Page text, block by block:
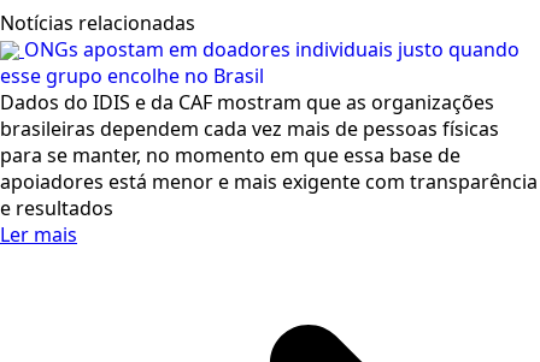
Notícias relacionadas
ONGs apostam em doadores individuais justo quando
esse grupo encolhe no Brasil
Dados do IDIS e da CAF mostram que as organizações
brasileiras dependem cada vez mais de pessoas físicas
para se manter, no momento em que essa base de
apoiadores está menor e mais exigente com transparência
e resultados
Ler mais